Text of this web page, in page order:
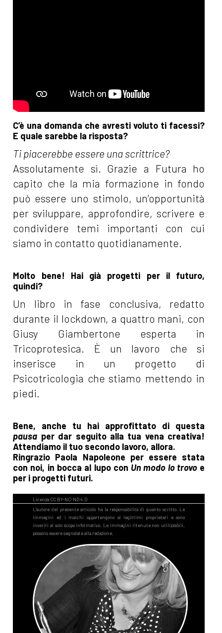
C’è una domanda che avresti voluto ti facessi?
E quale sarebbe la risposta?
Ti piacerebbe essere una scrittrice?
Assolutamente sì. Grazie a Futura ho
capito che la mia formazione in fondo
può essere uno stimolo, un’opportunità
per sviluppare, approfondire, scrivere e
condividere temi importanti con cui
siamo in contatto quotidianamente.
Molto bene! Hai già progetti per il futuro,
quindi?
Un libro in fase conclusiva, redatto
durante il lockdown, a quattro mani, con
Giusy Giambertone esperta in
Tricoprotesica. È un lavoro che si
inserisce in un progetto di
Psicotricologia che stiamo mettendo in
piedi.
Bene, anche tu hai approfittato di questa
pausa per dar seguito alla tua vena creativa!
Attendiamo il tuo secondo lavoro, allora.
Ringrazio Paola Napoleone per essere stata
con noi, in bocca al lupo con Un modo lo trovo e
per i progetti futuri.